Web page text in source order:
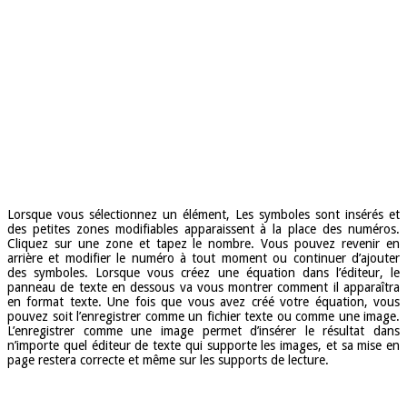
Lorsque vous sélectionnez un élément, Les symboles sont insérés et
des petites zones modifiables apparaissent à la place des numéros.
Cliquez sur une zone et tapez le nombre. Vous pouvez revenir en
arrière et modifier le numéro à tout moment ou continuer d’ajouter
des symboles. Lorsque vous créez une équation dans l’éditeur, le
panneau de texte en dessous va vous montrer comment il apparaîtra
en format texte. Une fois que vous avez créé votre équation, vous
pouvez soit l’enregistrer comme un fichier texte ou comme une image.
L’enregistrer comme une image permet d’insérer le résultat dans
n’importe quel éditeur de texte qui supporte les images, et sa mise en
page restera correcte et même sur les supports de lecture.